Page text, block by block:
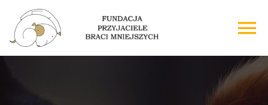
Przejdź
zawartości